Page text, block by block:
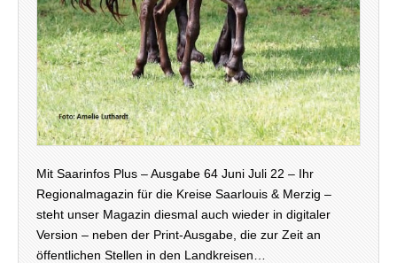
Mit Saarinfos Plus – Ausgabe 64 Juni Juli 22 – Ihr
Regionalmagazin für die Kreise Saarlouis & Merzig –
steht unser Magazin diesmal auch wieder in digitaler
Version – neben der Print-Ausgabe, die zur Zeit an
öffentlichen Stellen in den Landkreisen…